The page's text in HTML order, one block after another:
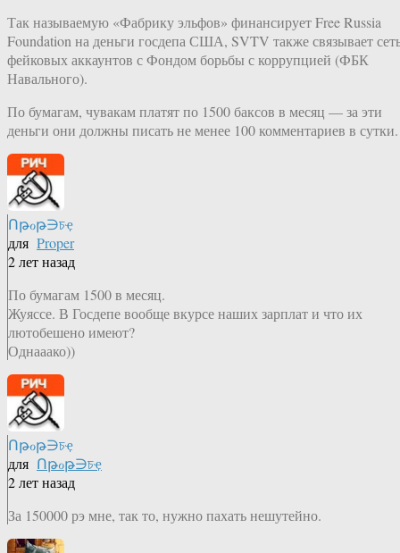
Так называемую «Фабрику эльфов» финансирует Free Russia
Foundation на деньги госдепа США, SVTV также связывает
фейковых аккаунтов с Фондом борьбы с коррупцией (ФБК
Навального).
По бумагам, чувакам платят по 1500 баксов в месяц — за эти
деньги они должны писать не менее 100 комментариев в сутки.
Ոթℴթ∋চҿ
для Proper
2 лет назад
По бумагам 1500 в месяц.
Жуяссе. В Госдепе вообще вкурсе наших зарплат и что их
лютобешено имеют?
Однааако))
Ոթℴթ∋চҿ
для Ոթℴթ∋চҿ
2 лет назад
За 150000 рэ мне, так то, нужно пахать нешутейно.